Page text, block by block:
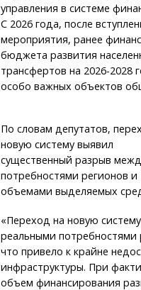
управления в системе
С 2026 года, после
мероприятия, ранее
бюджета развития
трансфертов на 2026-2028
особо важных объектов
По словам депутатов,
новую систему выявил
существенный разрыв
потребностями регионов и
объемами выделяемых
«Переход на новую
реальными
что привело к крайне
инфраструктуры. При
объем финансирования